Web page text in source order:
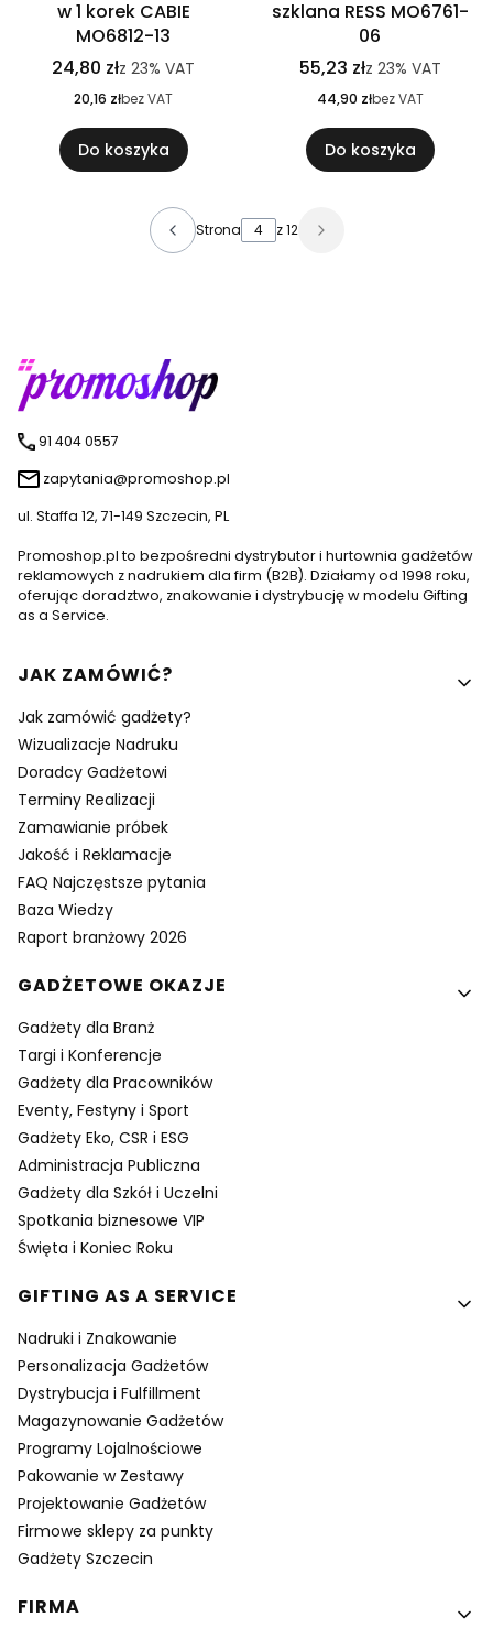
w 1 korek CABIE
MO6812-13
24,80 złz 23% VAT
20,16 złbez VAT
Do koszyka
szklana RESS MO6761-
06
55,23 złz 23% VAT
44,90 złbez VAT
Do koszyka
Strona z 12
91 404 0557
zapytania@promoshop.pl
ul. Staffa 12, 71-149 Szczecin, PL
Promoshop.pl to bezpośredni dystrybutor i hurtownia gadżetów
reklamowych z nadrukiem dla firm (B2B). Działamy od 1998 roku,
oferując doradztwo, znakowanie i dystrybucję w modelu Gifting
as a Service.
Linki w stopce
JAK ZAMÓWIĆ?
Jak zamówić gadżety?
Wizualizacje Nadruku
Doradcy Gadżetowi
Terminy Realizacji
Zamawianie próbek
Jakość i Reklamacje
FAQ Najczęstsze pytania
Baza Wiedzy
Raport branżowy 2026
GADŻETOWE OKAZJE
Gadżety dla Branż
Targi i Konferencje
Gadżety dla Pracowników
Eventy, Festyny i Sport
Gadżety Eko, CSR i ESG
Administracja Publiczna
Gadżety dla Szkół i Uczelni
Spotkania biznesowe VIP
Święta i Koniec Roku
GIFTING AS A SERVICE
Nadruki i Znakowanie
Personalizacja Gadżetów
Dystrybucja i Fulfillment
Magazynowanie Gadżetów
Programy Lojalnościowe
Pakowanie w Zestawy
Projektowanie Gadżetów
Firmowe sklepy za punkty
Gadżety Szczecin
FIRMA